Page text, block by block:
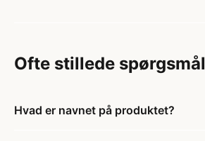
Ofte stillede spørgsmål
Hvad er navnet på produktet?